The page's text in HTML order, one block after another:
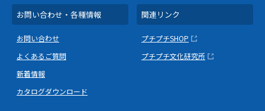
お問い合わせ・各種情報
お問い合わせ
よくあるご質問
新着情報
カタログダウンロード
関連リンク
プチプチSHOP
プチプチ文化研究所